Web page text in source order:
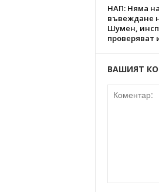
НАП: Няма
въвеждане
Шумен,
проверяват
ВАШИЯТ